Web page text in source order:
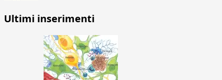
Ultimi inserimenti